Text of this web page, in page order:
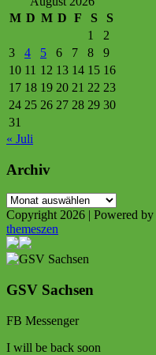
M D M D F S
S
1
2
3
4 5 6 7 8
9
10 11 12 13 14 15 16
17 18 19 20 21 22 23
24 25 26 27 28 29 30
31
« Juli
Archiv
Archiv
Copyright 2026 | Powered by
themeszen
GSV Sachsen
FB Messenger
I will be back soon